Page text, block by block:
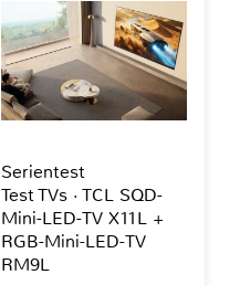
Serientest
Test TVs · TCL SQD-
Mini-LED-TV X11L +
RGB-Mini-LED-TV
RM9L